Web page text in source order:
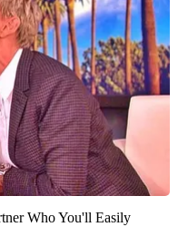
Who You'll Easily